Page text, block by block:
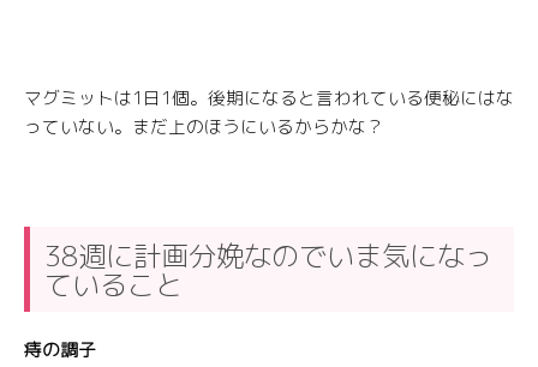
マグミットは1日1個。後期になると言われている便秘にはな
っていない。まだ上のほうにいるからかな？
38週に計画分娩なのでいま気になっ
ていること
痔の調子